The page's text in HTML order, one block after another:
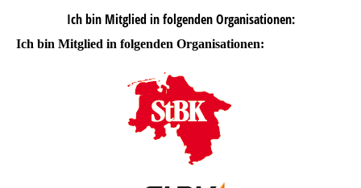
Ich bin Mitglied in folgenden Organisationen:
Ich bin Mitglied in folgenden Organisationen: